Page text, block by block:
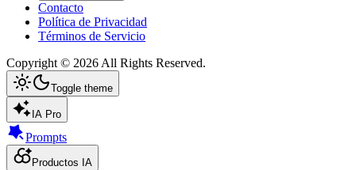
Contacto
Política de Privacidad
Términos de Servicio
Copyright © 2026All Rights Reserved.
Toggle theme
IA Pro
Prompts
Productos IA